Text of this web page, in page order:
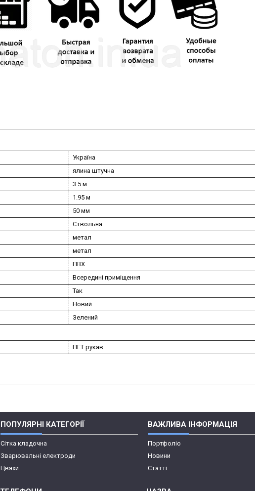
Україна
ялина штучна
3.5 м
1.95 м
50 мм
Ствольна
метал
метал
ПВХ
Всередині приміщення
Так
Новий
Зелений
ПЕТ рукав
ПОПУЛЯРНІ КАТЕГОРІЇ
Сітка кладочна
Зварювальні електроди
Цвяхи
ВАЖЛИВА ІНФОРМАЦІЯ
Портфоліо
Новини
Статті